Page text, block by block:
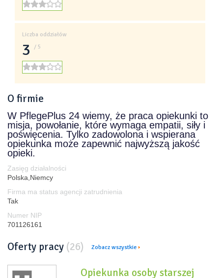
Liczba oddziałów
3 / 5
O firmie
W PflegePlus 24 wiemy, że praca opiekunki to
misja, powołanie, które wymaga empatii, siły i
poświęcenia. Tylko zadowolona i wspierana
opiekunka może zapewnić najwyższą jakość
opieki.
Zasięg działalności
Polska,Niemcy
Firma ma status agencji zatrudnienia
Tak
Numer NIP
701126161
Oferty pracy (26) Zobacz wszystkie
Opiekunka osoby starszej